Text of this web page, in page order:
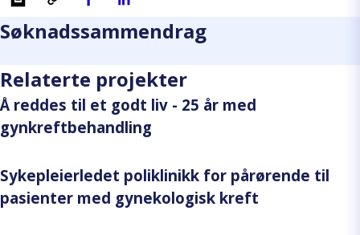
Søknadssammendrag
Relaterte projekter
Å reddes til et godt liv - 25 år med
gynkreftbehandling
Sykepleierledet poliklinikk for pårørende til
pasienter med gynekologisk kreft